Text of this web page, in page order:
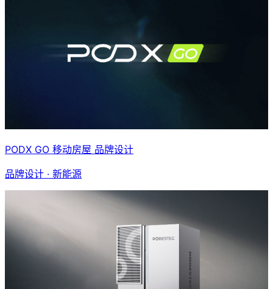
PODX GO 移动房屋 品牌设计
品牌设计 · 新能源